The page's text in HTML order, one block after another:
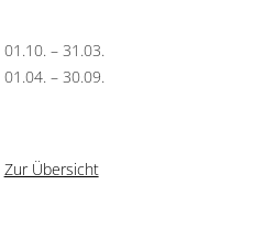
01.10. – 31.03.
01.04. – 30.09.
Zur Übersicht